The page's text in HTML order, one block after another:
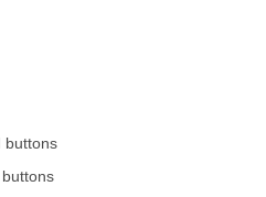
buttons